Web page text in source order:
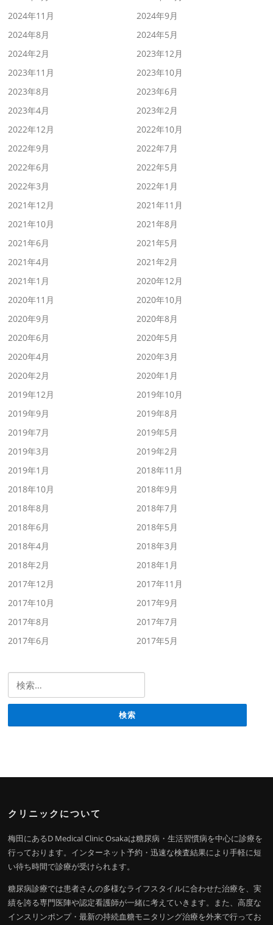
2024年11月
2024年9月
2024年8月
2024年5月
2024年2月
2023年12月
2023年11月
2023年10月
2023年8月
2023年6月
2023年4月
2023年2月
2022年12月
2022年10月
2022年9月
2022年7月
2022年6月
2022年5月
2022年3月
2022年1月
2021年12月
2021年11月
2021年10月
2021年8月
2021年6月
2021年5月
2021年4月
2021年2月
2021年1月
2020年12月
2020年11月
2020年10月
2020年9月
2020年8月
2020年6月
2020年5月
2020年4月
2020年3月
2020年2月
2020年1月
2019年12月
2019年10月
2019年9月
2019年8月
2019年7月
2019年5月
2019年3月
2019年2月
2019年1月
2018年11月
2018年10月
2018年9月
2018年8月
2018年7月
2018年6月
2018年5月
2018年4月
2018年3月
2018年2月
2018年1月
2017年12月
2017年11月
2017年10月
2017年9月
2017年8月
2017年7月
2017年6月
2017年5月
検索:
クリニックについて
梅田にあるD Medical Clinic Osakaは糖尿病・生活習慣病を中心に診療を
行っております。インターネット予約・迅速な検査結果により手軽に短
い待ち時間で診療が受けられます。
糖尿病診療では患者さんの多様なライフスタイルに合わせた治療を、実
績を誇る専門医陣や認定看護師が一緒に考えていきます。また、高度な
インスリンポンプ・最新の持続血糖モニタリング治療を外来で行ってお